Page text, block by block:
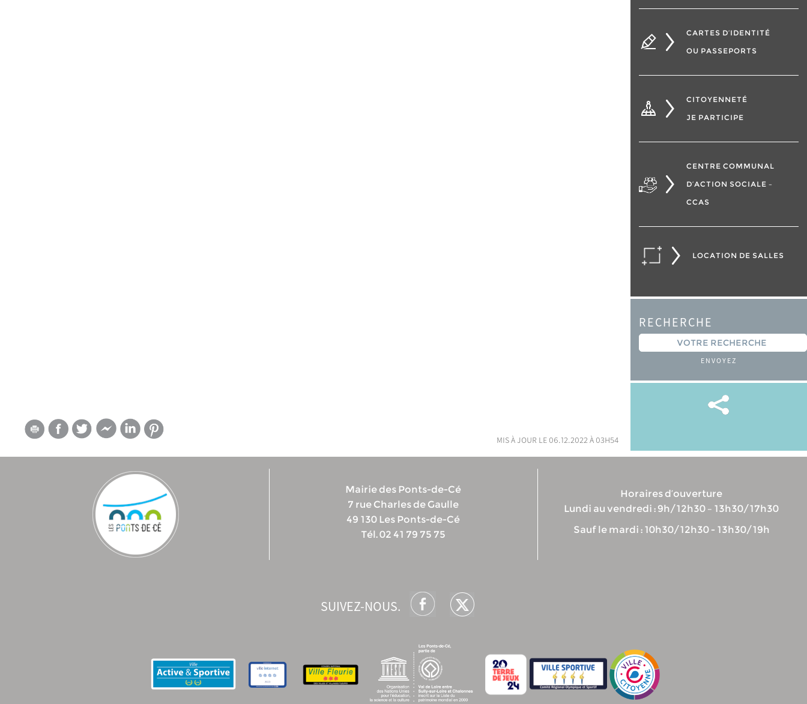
mis à jour le 06.12.2022 à 03h54
CARTES D’IDENTITÉ
OU PASSEPORTS
CITOYENNETÉ
JE PARTICIPE
CENTRE COMMUNAL
D’ACTION SOCIALE –
CCAS
LOCATION DE SALLES
RECHERCHE
ENVOYEZ
Mairie des Ponts-de-Cé
7 rue Charles de Gaulle
49 130 Les Ponts-de-Cé
Tél. 02 41 79 75 75
Horaires d’ouverture
Lundi au vendredi : 9h/12h30 – 13h30/17h30
Sauf le mardi : 10h30/12h30 - 13h30/19h
SUIVEZ-NOUS.